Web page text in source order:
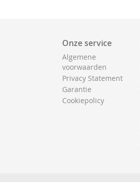
Onze service
Algemene
voorwaarden
Privacy Statement
Garantie
Cookiepolicy